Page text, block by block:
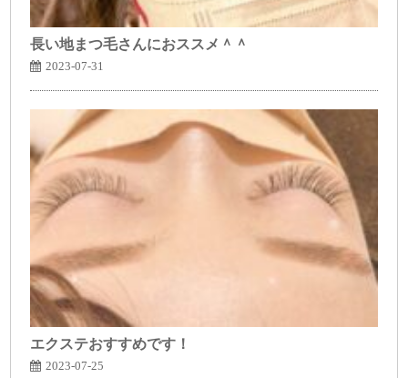
長い地まつ毛さんにおススメ＾＾
2023-07-31
エクステおすすめです！
2023-07-25